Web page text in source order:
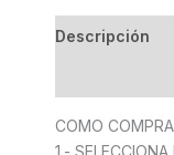
Descripción
COMO
1.- SELECCIONA